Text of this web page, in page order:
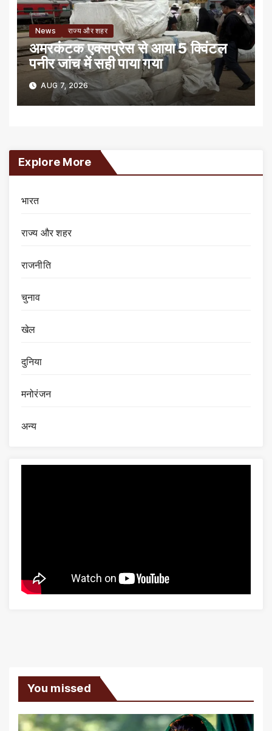
News राज्य और शहर
अमरकंटक एक्सप्रेस से आया 5 क्विंटल
पनीर जांच में सही पाया गया
AUG 7, 2026
Explore More
भारत
राज्य और शहर
राजनीति
चुनाव
खेल
दुनिया
मनोरंजन
अन्य
You missed